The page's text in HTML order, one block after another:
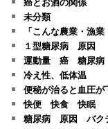
未分類
「こんな農業・漁
１型糖尿病 原因
運動量 癌 糖尿病
冷え性、低体温
便秘が治ると血圧が
快便 快食 快眠
糖尿病 原因 バク